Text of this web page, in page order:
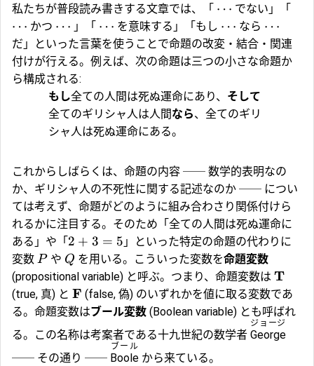
私たちが普段読み書きする文章では、「 ⋯ でない」「
⋯ かつ ⋯ 」「 ⋯ を意味する」「もし ⋯ なら ⋯
だ」といった言葉を使うことで命題の改変・結合・関連
付けが行える。例えば、次の命題は三つの小さな命題か
ら構成される:
もし全ての人間は死ぬ運命にあり、 そして
全てのギリシャ人は人間なら、全てのギリ
シャ人は死ぬ運命にある。
これからしばらくは、命題の内容 ── 数学的表明なの
か、ギリシャ人の不死性に関する記述なのか ── につい
ては考えず、命題がどのように組み合わさり関係付けら
れるかに注目する。そのため「全ての人間は死ぬ運命に
ある」や「 2 + 3 = 5 」といった特定の命題の代わりに
変数 Pや Q を用いる。こういった変数を命題変数
(propositional variable) と呼ぶ。つまり、命題変数は T
(true, 真) と F (false, 偽) のいずれかを値に取る変数であ
る。命題変数はブール変数 (Boolean variable) とも呼ばれ
る。この名称は考案者である十九世紀の数学者 George
ジョージ
── その通り ── Boole
ブール
から来ている。